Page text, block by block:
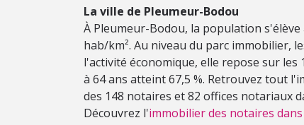
La ville de Pleumeur-Bodou
À Pleumeur-Bodou, la population
hab/km². Au niveau du parc immobilier,
l'activité économique, elle repose sur
à 64 ans atteint 67,5 %. Retrouvez tout
des 148 notaires et 82 offices notariaux
Découvrez l'immobilier des notaires